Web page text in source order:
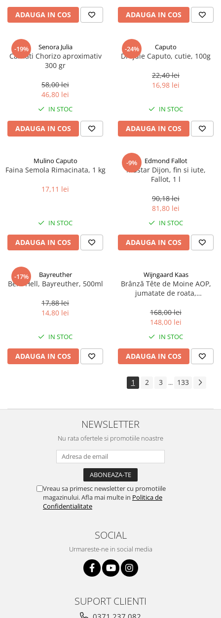
ADAUGA IN COS ADAUGA IN COS
-19% Senora Julia
Carnati Chorizo aproximativ
300 gr
58,00 lei
46,80 lei
IN STOC
ADAUGA IN COS
-24% Caputo
Drojdie Caputo, cutie, 100g
22,40 lei
16,98 lei
IN STOC
ADAUGA IN COS
Mulino Caputo
Faina Semola Rimacinata, 1 kg
17,11 lei
IN STOC
ADAUGA IN COS
-9% Edmond Fallot
Mustar Dijon, fin si iute,
Fallot, 1 l
90,18 lei
81,80 lei
IN STOC
ADAUGA IN COS
-17% Bayreuther
Bere Hell, Bayreuther, 500ml
17,88 lei
14,80 lei
IN STOC
ADAUGA IN COS
Wijngaard Kaas
Brânză Tête de Moine AOP,
jumatate de roata,
168,00 lei
148,00 lei
IN STOC
ADAUGA IN COS
1 2 3 ... 133
NEWSLETTER
Nu rata ofertele si promotiile noastre
Vreau sa primesc newsletter cu promotiile
magazinului. Afla mai multe in Politica de
Confidentialitate
SOCIAL
Urmareste-ne in social media
SUPORT CLIENTI